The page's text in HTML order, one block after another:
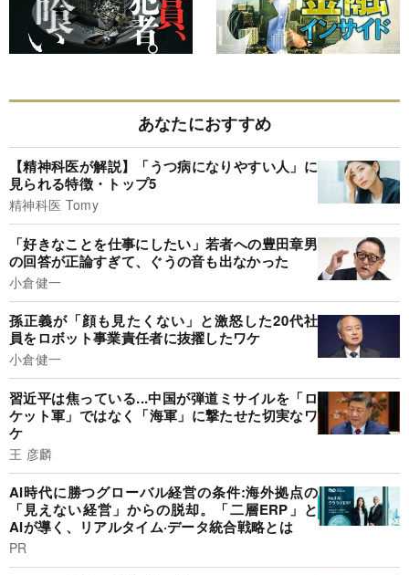
あなたにおすすめ
【精神科医が解説】「うつ病になりやすい人」に
見られる特徴・トップ5
精神科医 Tomy
「好きなことを仕事にしたい」若者への豊田章男
の回答が正論すぎて、ぐうの音も出なかった
小倉健一
孫正義が「顔も見たくない」と激怒した20代社
員をロボット事業責任者に抜擢したワケ
小倉健一
習近平は焦っている...中国が弾道ミサイルを「ロ
ケット軍」ではなく「海軍」に撃たせた切実なワ
ケ
王 彦麟
AI時代に勝つグローバル経営の条件:海外拠点の
「見えない経営」からの脱却。「二層ERP」と
AIが導く、リアルタイム·データ統合戦略とは
PR